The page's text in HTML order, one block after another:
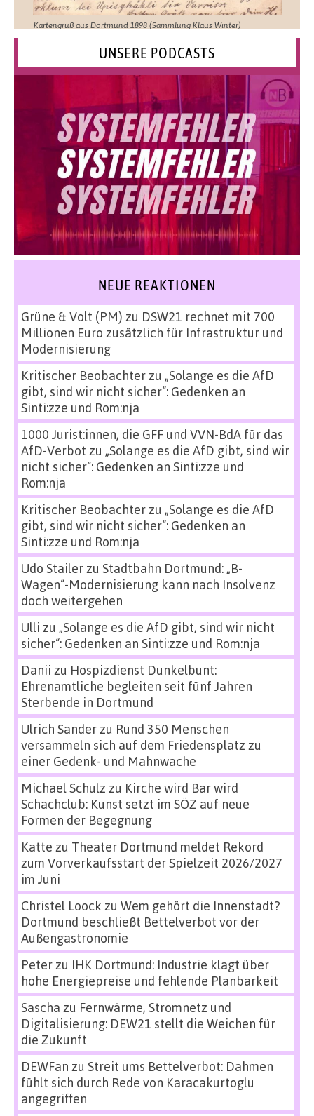
Kartengruß aus Dortmund 1898 (Sammlung Klaus Winter)
UNSERE PODCASTS
NEUE REAKTIONEN
Grüne & Volt (PM) zu DSW21 rechnet mit 700
Millionen Euro zusätzlich für Infrastruktur und
Modernisierung
Kritischer Beobachterzu „Solange es die AfD
gibt, sind wir nicht sicher“: Gedenken an
Sinti:zze und Rom:nja
1000 Jurist:innen, die GFF und VVN-BdA für das
AfD-Verbot zu „Solange es die AfD gibt, sind wir
nicht sicher“: Gedenken an Sinti:zze und
Rom:nja
Kritischer Beobachterzu „Solange es die AfD
gibt, sind wir nicht sicher“: Gedenken an
Sinti:zze und Rom:nja
Udo Stailerzu Stadtbahn Dortmund: „B-
Wagen“-Modernisierung kann nach Insolvenz
doch weitergehen
Ulli zu „Solange es die AfD gibt, sind wir nicht
sicher“: Gedenken an Sinti:zze und Rom:nja
Danii zu Hospizdienst Dunkelbunt:
Ehrenamtliche begleiten seit fünf Jahren
Sterbende in Dortmund
Ulrich Sanderzu Rund 350 Menschen
versammeln sich auf dem Friedensplatz zu
einer Gedenk- und Mahnwache
Michael Schulz zu Kirche wird Bar wird
Schachclub: Kunst setzt im SÖZ auf neue
Formen der Begegnung
Katte zu Theater Dortmund meldet Rekord
zum Vorverkaufsstart der Spielzeit 2026/2027
im Juni
Christel Loock zu Wem gehört die Innenstadt?
Dortmund beschließt Bettelverbot vor der
Außengastronomie
Peterzu IHK Dortmund: Industrie klagt über
hohe Energiepreise und fehlende Planbarkeit
Sascha zu Fernwärme, Stromnetz und
Digitalisierung: DEW21 stellt die Weichen für
die Zukunft
DEWFan zu Streit ums Bettelverbot: Dahmen
fühlt sich durch Rede von Karacakurtoglu
angegriffen